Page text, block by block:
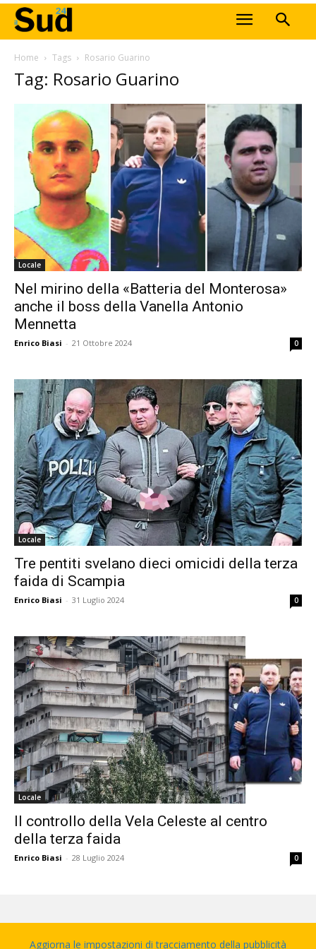
Home Tags Rosario Guarino
Tag: Rosario Guarino
Locale
Nel mirino della «Batteria del Monterosa»
anche il boss della Vanella Antonio
Mennetta
Enrico Biasi - 21 Ottobre 2024 0
Locale
Tre pentiti svelano dieci omicidi della terza
faida di Scampia
Enrico Biasi - 31 Luglio 2024 0
Locale
Il controllo della Vela Celeste al centro
della terza faida
Enrico Biasi - 28 Luglio 2024 0
Aggiorna le impostazioni di tracciamento della pubblicità